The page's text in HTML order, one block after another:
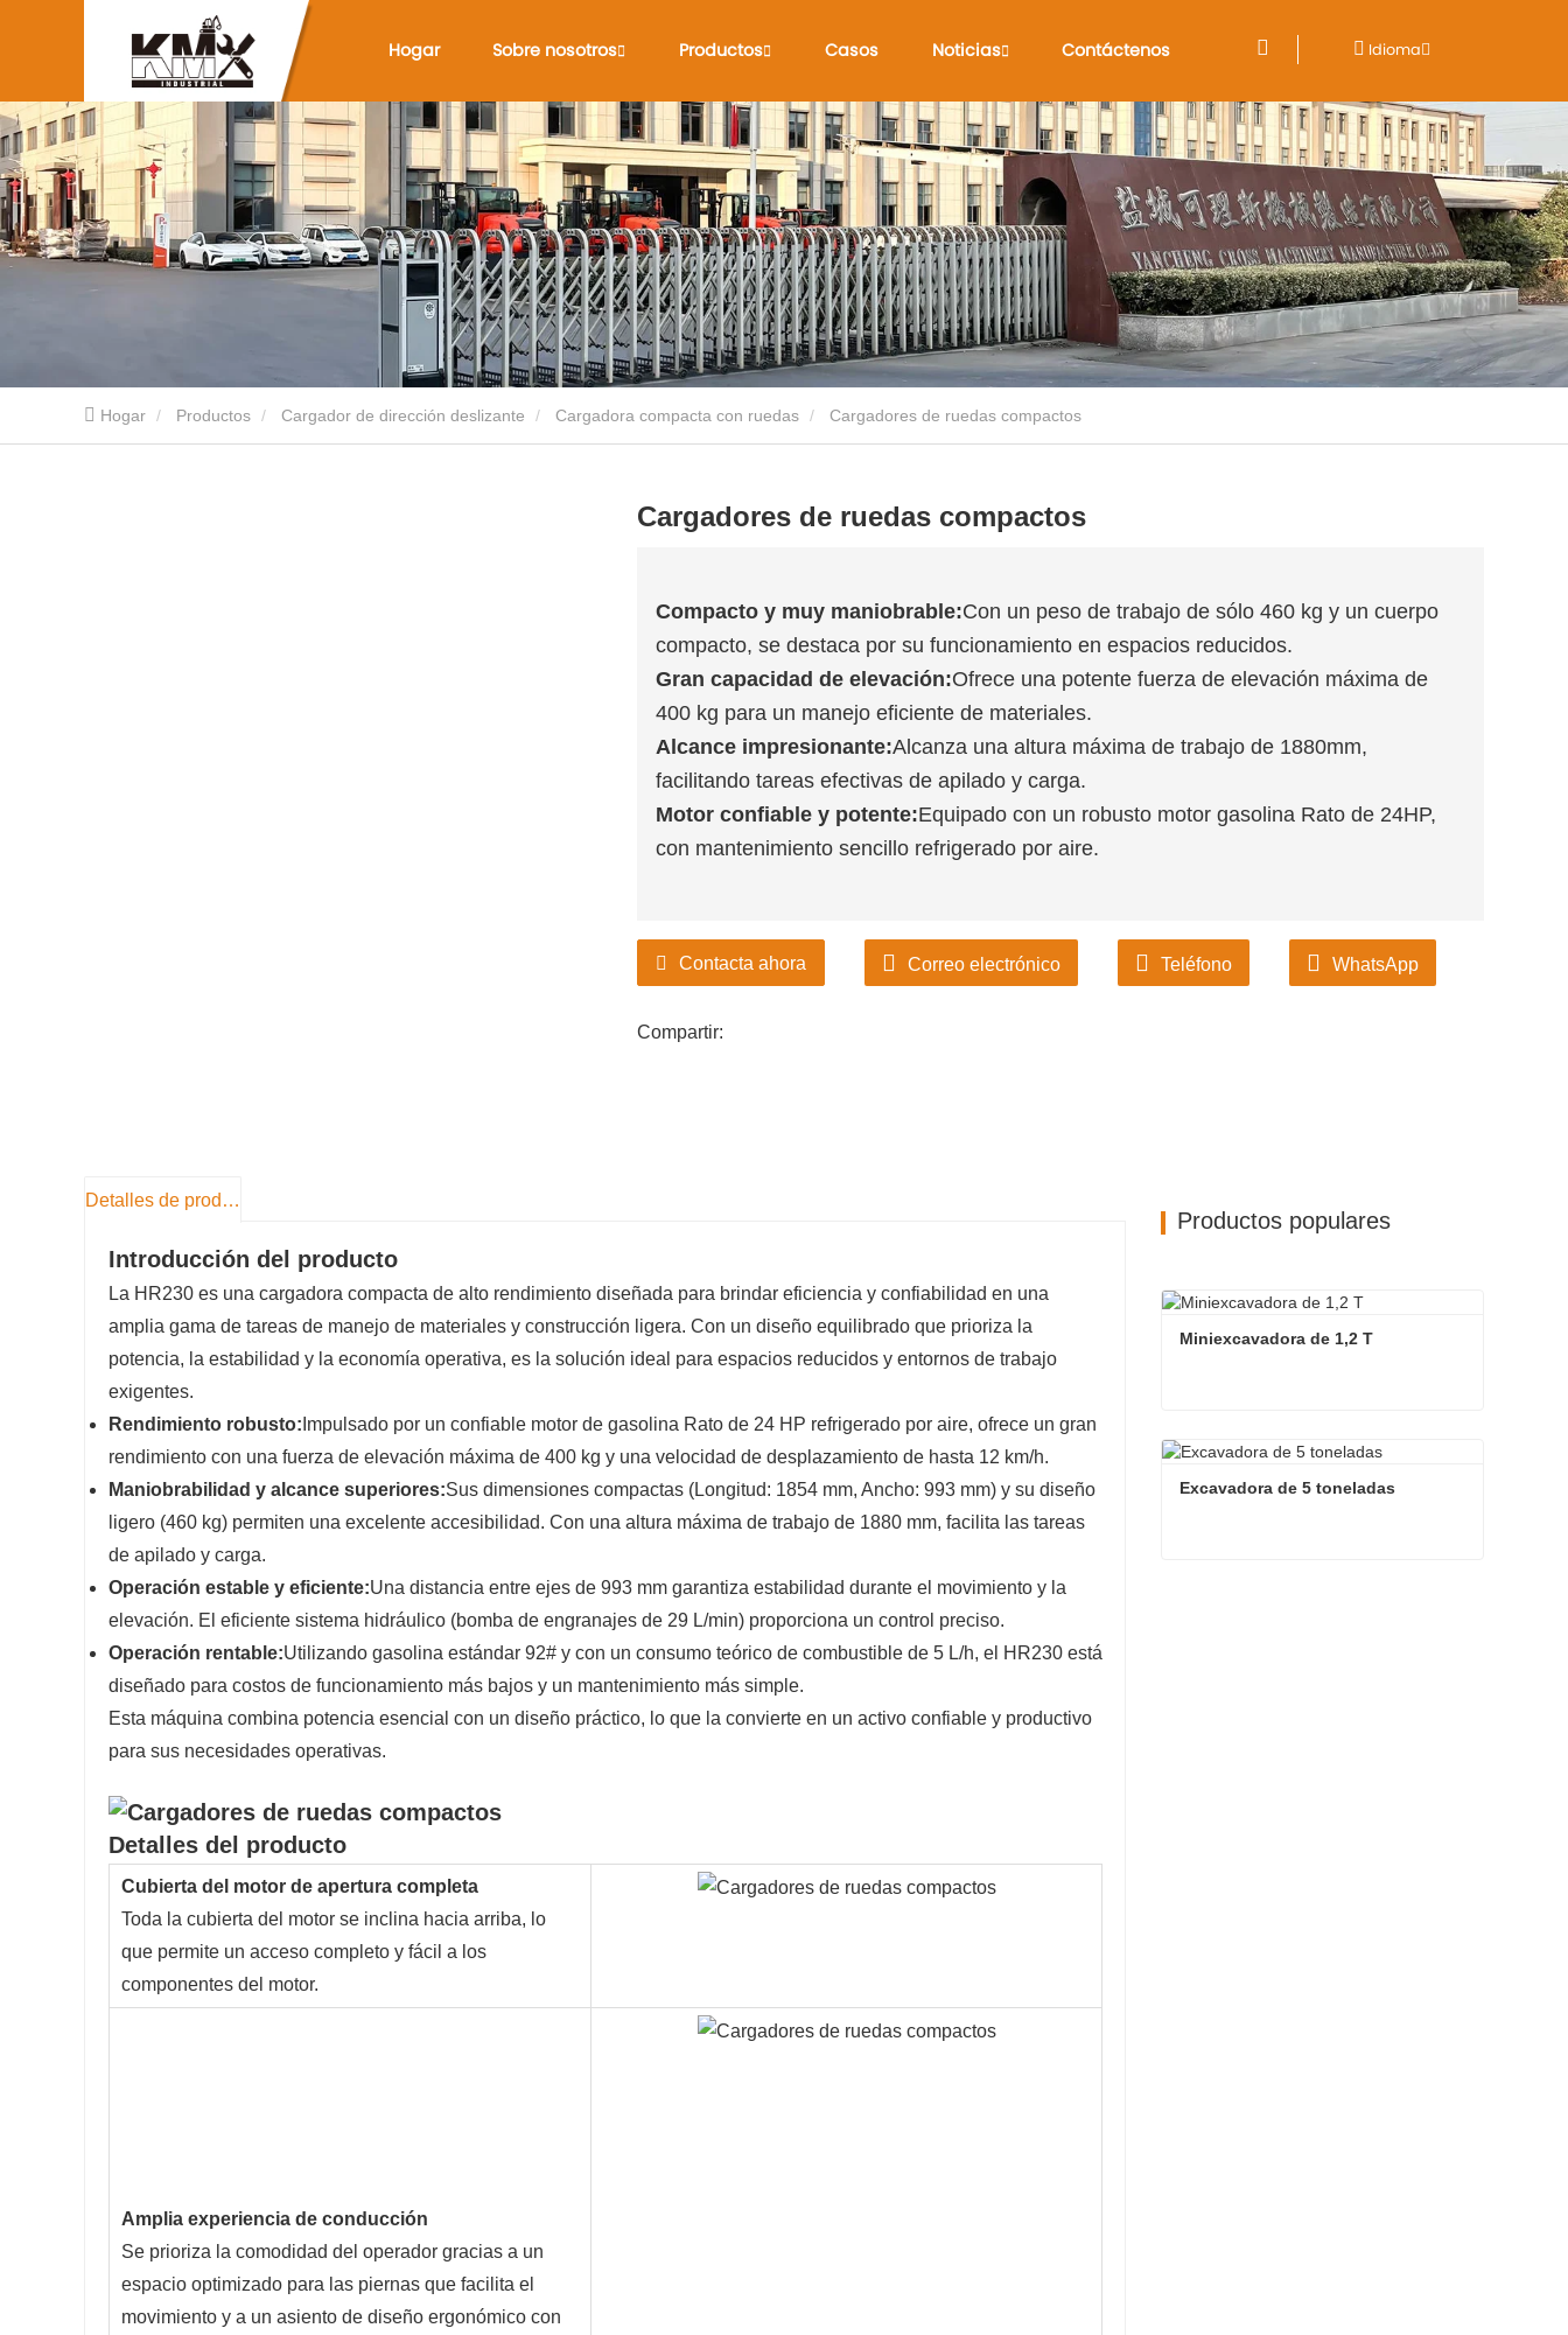
Hogar Sobre nosotros Productos Casos Noticias Contáctenos Idioma
Hogar Productos Cargador de dirección deslizante Cargadora compacta con ruedas Cargadores de ruedas compactos
Cargadores de ruedas compactos
Compacto y muy maniobrable:Con un peso de trabajo de sólo 460 kg y un cuerpo
compacto, se destaca por su funcionamiento en espacios reducidos.
Gran capacidad de elevación:Ofrece una potente fuerza de elevación máxima de
400 kg para un manejo eficiente de materiales.
Alcance impresionante:Alcanza una altura máxima de trabajo de 1880mm,
facilitando tareas efectivas de apilado y carga.
Motor confiable y potente:Equipado con un robusto motor gasolina Rato de 24HP,
con mantenimiento sencillo refrigerado por aire.
Contacta ahora Correo electrónico Teléfono WhatsApp
Compartir:
Detalles de producto
Introducción del producto
La HR230 es una cargadora compacta de alto rendimiento diseñada para brindar eficiencia y confiabilidad en una
amplia gama de tareas de manejo de materiales y construcción ligera. Con un diseño equilibrado que prioriza la
potencia, la estabilidad y la economía operativa, es la solución ideal para espacios reducidos y entornos de trabajo
exigentes.
Rendimiento robusto: Impulsado por un confiable motor de gasolina Rato de 24 HP refrigerado por aire, ofrece un gran
rendimiento con una fuerza de elevación máxima de 400 kg y una velocidad de desplazamiento de hasta 12 km/h.
Maniobrabilidad y alcance superiores:Sus dimensiones compactas (Longitud: 1854 mm, Ancho: 993 mm) y su diseño
ligero (460 kg) permiten una excelente accesibilidad. Con una altura máxima de trabajo de 1880 mm, facilita las tareas
de apilado y carga.
Operación estable y eficiente:Una distancia entre ejes de 993 mm garantiza estabilidad durante el movimiento y la
elevación. El eficiente sistema hidráulico (bomba de engranajes de 29 L/min) proporciona un control preciso.
Operación rentable:Utilizando gasolina estándar 92# y con un consumo teórico de combustible de 5 L/h, el HR230 está
diseñado para costos de funcionamiento más bajos y un mantenimiento más simple.
Esta máquina combina potencia esencial con un diseño práctico, lo que la convierte en un activo confiable y productivo
para sus necesidades operativas.
Detalles del producto
Cubierta del motor de apertura completa
Toda la cubierta del motor se inclina hacia arriba, lo
que permite un acceso completo y fácil a los
componentes del motor.
Amplia experiencia de conducción
Se prioriza la comodidad del operador gracias a un
espacio optimizado para las piernas que facilita el
movimiento y a un asiento de diseño ergonómico con
Productos populares
Miniexcavadora de 1,2 T
Miniexcavadora de 1,2 T
Contacta ahora
Excavadora de 5 toneladas